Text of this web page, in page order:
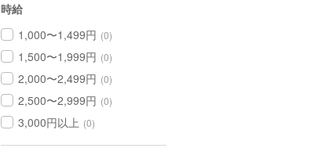
時給
1,000〜1,499円 (0)
1,500〜1,999円 (0)
2,000〜2,499円 (0)
2,500〜2,999円 (0)
3,000円以上 (0)